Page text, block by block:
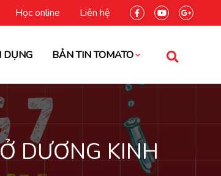
Học online Liên hệ
DỤNG BẢN TIN TOMATO
DƯƠNG KINH